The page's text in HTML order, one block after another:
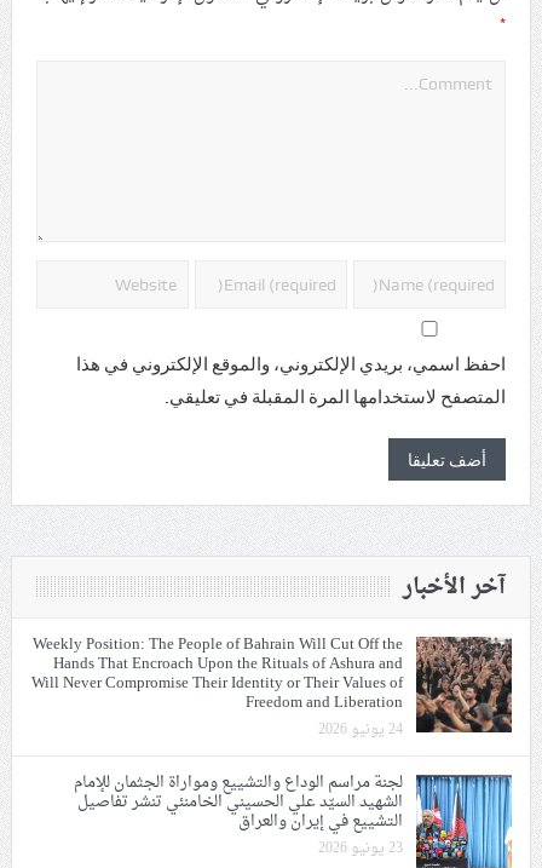
*
احفظ اسمي، بريدي الإلكتروني، والموقع الإلكتروني في هذا
المتصفح لاستخدامها المرة المقبلة في تعليقي.
آخر الأخبار
Weekly Position: The People of Bahrain Will Cut Off the
Hands That Encroach Upon the Rituals of Ashura and
Will Never Compromise Their Identity or Their Values of
Freedom and Liberation
24 يونيو 2026
لجنة مراسم الوداع والتشييع ومواراة الجثمان للإمام
الشهيد السيّد علي الحسيني الخامنئي تنشر تفاصيل
التشييع في إيران والعراق
23 يونيو 2026